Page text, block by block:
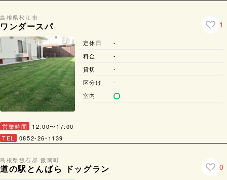
島根県松江市
ワンダースパ 1
営業時間
12:00〜17:00
TEL
0852-26-1139
定休日
-
料金
-
貸切
-
区分け
-
室内
島根県飯石郡 飯南町
道の駅とんばら ドッグラン 0